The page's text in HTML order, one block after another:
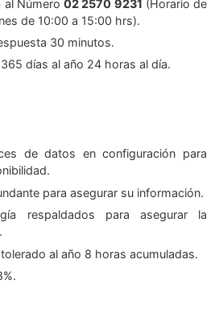
al Número02 2570 9231 (Horario de
de 10:00 a 15:00 hrs).
30 minutos.
días al año 24 horas al día.
de datos en configuración para
para asegurar su información.
respaldados para asegurar la
al año 8 horas acumuladas.